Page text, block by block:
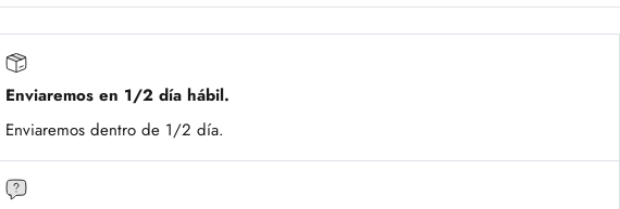
Enviaremos en 1/2 día hábil.
Enviaremos dentro de 1/2 día.